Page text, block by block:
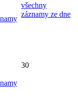
všechny
záznamy ze dne
30